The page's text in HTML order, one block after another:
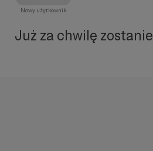
Nowy użytkownik
Już za chwilę